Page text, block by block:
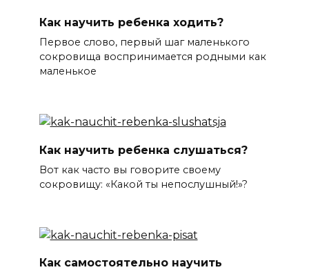
Как научить ребенка ходить?
Первое слово, первый шаг маленького
сокровища воспринимается родными как
маленькое
Как научить ребенка слушаться?
Вот как часто вы говорите своему
сокровищу: «Какой ты непослушный!»?
Как самостоятельно научить